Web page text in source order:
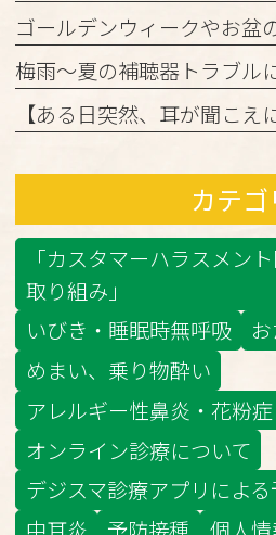
カテゴ
「カスタマーハラスメン
取り組み」
いびき・睡眠時無呼吸
めまい、乗り物酔い
アレルギー性鼻炎・花粉症
オンライン診療について
デジスマ診療アプリによ